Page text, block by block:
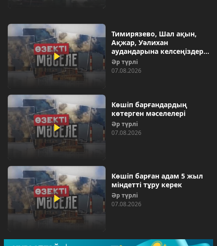
Тимирязево, Шал ақын,
Ақжар, Уәлихан
аудандарына келсеңіздер…
Әр түрлі
07.08.2026
Көшіп барғандардың
көтерген мәселелері
Әр түрлі
07.08.2026
Көшіп барған адам 5 жыл
міндетті тұру керек
Әр түрлі
07.08.2026